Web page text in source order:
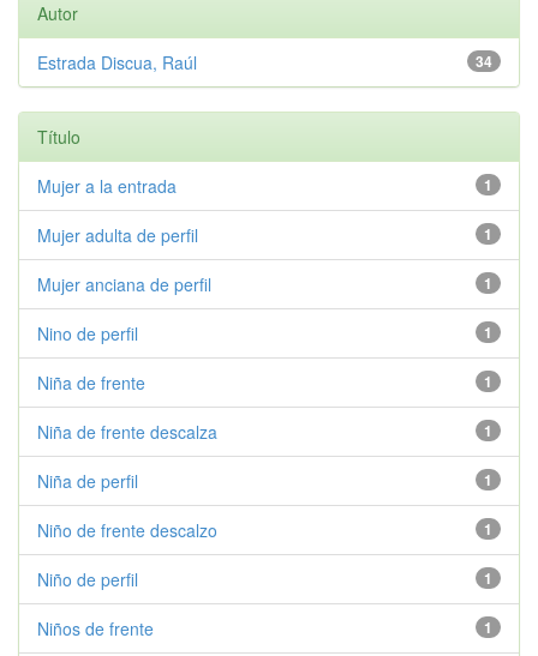
Autor
34
Estrada Discua, Raúl
Título
1
Mujer a la entrada
1
Mujer adulta de perfil
1
Mujer anciana de perfil
1
Nino de perfil
1
Niña de frente
1
Niña de frente descalza
1
Niña de perfil
1
Niño de frente descalzo
1
Niño de perfil
1
Niños de frente